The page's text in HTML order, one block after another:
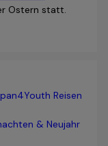
Ostern statt.
Reisen
& Neujahr